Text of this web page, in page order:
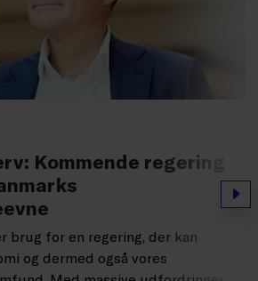
Kommende regering
brug for en regering, der kan
og dermed også vores